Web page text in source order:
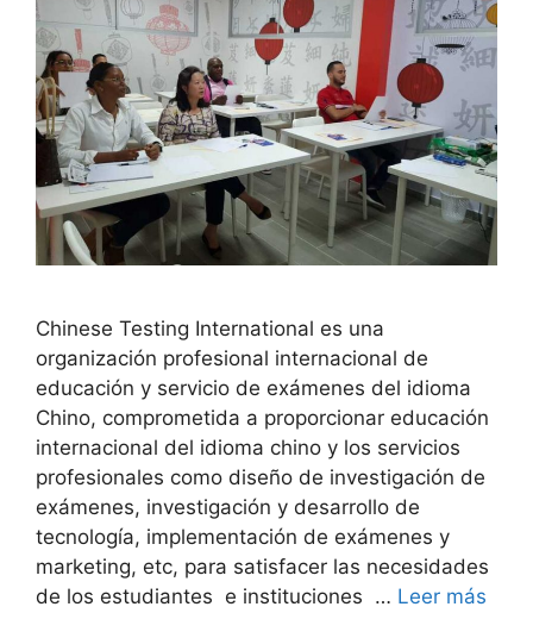
Chinese Testing International es una
organización profesional internacional de
educación y servicio de exámenes del idioma
Chino, comprometida a proporcionar educación
internacional del idioma chino y los servicios
profesionales como diseño de investigación de
exámenes, investigación y desarrollo de
tecnología, implementación de exámenes y
marketing, etc, para satisfacer las necesidades
de los estudiantes e instituciones … Leer más